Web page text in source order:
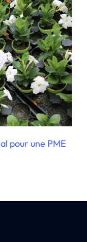
pour une PME